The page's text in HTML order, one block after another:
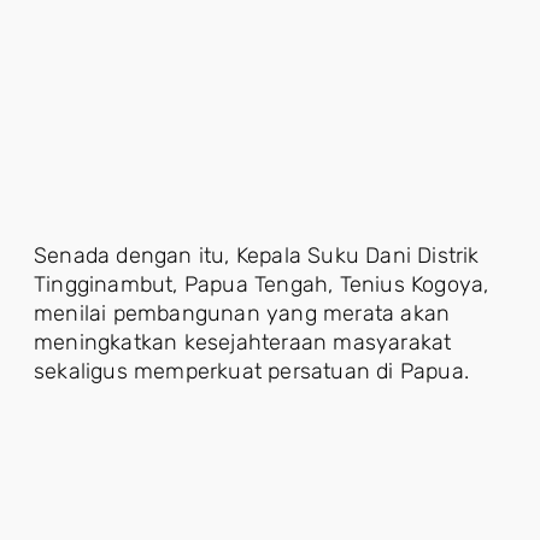
Senada dengan itu, Kepala Suku Dani Distrik
Tingginambut, Papua Tengah, Tenius Kogoya,
menilai pembangunan yang merata akan
meningkatkan kesejahteraan masyarakat
sekaligus memperkuat persatuan di Papua.